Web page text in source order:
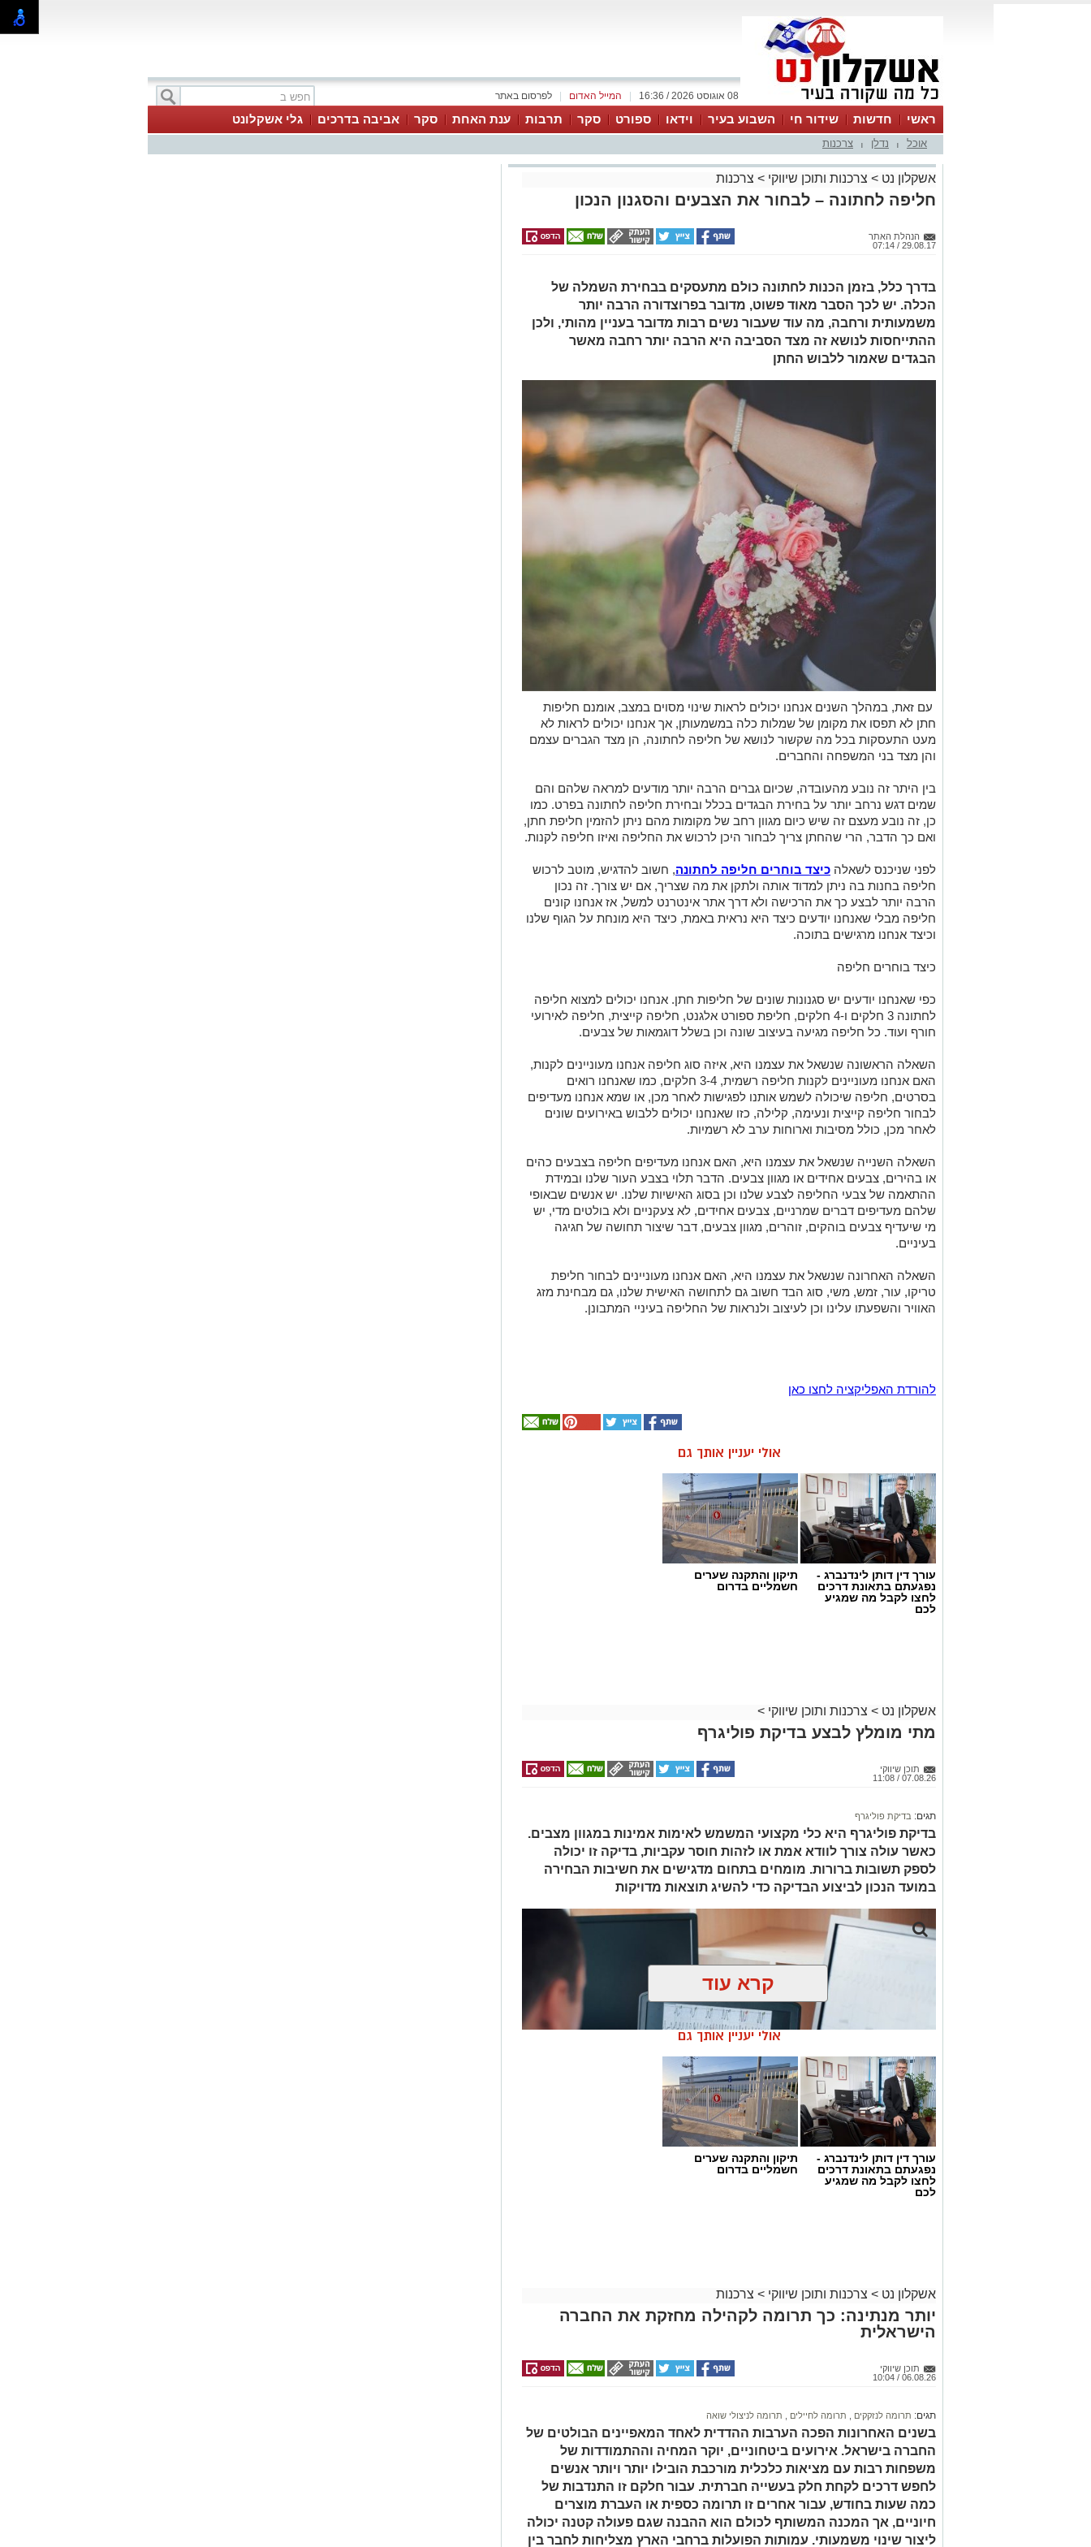
לפרסום באתר המייל האדום 08 אוגוסט 2026 / 16:36
ראשי חדשות שידור חי השבוע בעיר וידאו ספורט סקר תרבות ענת האחת סקר אביבה בדרכים גלי אשקלונט
אוכל נדלן צרכנות
אשקלון נט > צרכנות ותוכן שיווקי > צרכנות
חליפה לחתונה – לבחור את הצבעים והסגנון הנכון
הנהלת האתר
29.08.17 / 07:14
בדרך כלל, בזמן הכנות לחתונה כולם מתעסקים בבחירת השמלה של
הכלה. יש לכך הסבר מאוד פשוט, מדובר בפרוצדורה הרבה יותר
משמעותית ורחבה, מה עוד שעבור נשים רבות מדובר בעניין מהותי, ולכן
ההתייחסות לנושא זה מצד הסביבה היא הרבה יותר רחבה מאשר
הבגדים שאמור ללבוש החתן
עם זאת, במהלך השנים אנחנו יכולים לראות שינוי מסוים במצב, אומנם חליפות
חתן לא תפסו את מקומן של שמלות כלה במשמעותן, אך אנחנו יכולים לראות לא
מעט התעסקות בכל מה שקשור לנושא של חליפה לחתונה, הן מצד הגברים עצמם
והן מצד בני המשפחה והחברים.
בין היתר זה נובע מהעובדה, שכיום גברים הרבה יותר מודעים למראה שלהם והם
שמים דגש נרחב יותר על בחירת הבגדים בכלל ובחירת חליפה לחתונה בפרט. כמו
כן, זה נובע מעצם זה שיש כיום מגוון רחב של מקומות מהם ניתן להזמין חליפת חתן,
ואם כך הדבר, הרי שהחתן צריך לבחור היכן לרכוש את החליפה ואיזו חליפה לקנות.
לפני שניכנס לשאלה כיצד בוחרים חליפה לחתונה, חשוב להדגיש, מוטב לרכוש
חליפה בחנות בה ניתן למדוד אותה ולתקן את מה שצריך, אם יש צורך. זה נכון
הרבה יותר לבצע כך את הרכישה ולא דרך אתר אינטרנט למשל, אז אנחנו קונים
חליפה מבלי שאנחנו יודעים כיצד היא נראית באמת, כיצד היא מונחת על הגוף שלנו
וכיצד אנחנו מרגישים בתוכה.
כיצד בוחרים חליפה
כפי שאנחנו יודעים יש סגנונות שונים של חליפות חתן. אנחנו יכולים למצוא חליפה
לחתונה 3 חלקים ו-4 חלקים, חליפת ספורט אלגנט, חליפה קייצית, חליפה לאירועי
חורף ועוד. כל חליפה מגיעה בעיצוב שונה וכן בשלל דוגמאות של צבעים.
השאלה הראשונה שנשאל את עצמנו היא, איזה סוג חליפה אנחנו מעוניינים לקנות,
האם אנחנו מעוניינים לקנות חליפה רשמית, 3-4 חלקים, כמו שאנחנו רואים
בסרטים, חליפה שיכולה לשמש אותנו לפגישות לאחר מכן, או שמא אנחנו מעדיפים
לבחור חליפה קייצית ונעימה, קלילה, כזו שאנחנו יכולים ללבוש באירועים שונים
לאחר מכן, כולל מסיבות וארוחות ערב לא רשמיות.
השאלה השנייה שנשאל את עצמנו היא, האם אנחנו מעדיפים חליפה בצבעים כהים
או בהירים, צבעים אחידים או מגוון צבעים. הדבר תלוי בצבע העור שלנו ובמידת
ההתאמה של צבעי החליפה לצבע שלנו וכן בסוג האישיות שלנו. יש אנשים שבאופי
שלהם מעדיפים דברים שמרניים, צבעים אחידים, לא צעקניים ולא בולטים מדי, יש
מי שיעדיף צבעים בוהקים, זוהרים, מגוון צבעים, דבר שיצור תחושה של חגיגה
בעיניים.
השאלה האחרונה שנשאל את עצמנו היא, האם אנחנו מעוניינים לבחור חליפת
טריקו, עור, זמש, משי, סוג הבד חשוב גם לתחושה האישית שלנו, גם מבחינת מזג
האוויר והשפעתו עלינו וכן לעיצוב ולנראות של החליפה בעיניי המתבונן.
להורדת האפליקציה לחצו כאן
אולי יעניין אותך גם
עורך דין דותן לינדנברג -
נפגעתם בתאונת דרכים
לחצו לקבל מה שמגיע
לכם
תיקון והתקנה שערים
חשמליים בדרום
אשקלון נט > צרכנות ותוכן שיווקי >
מתי מומלץ לבצע בדיקת פוליגרף
תוכן שיווקי
07.08.26 / 11:08
תגים: בדיקת פוליגרף
בדיקת פוליגרף היא כלי מקצועי המשמש לאימות אמינות במגוון מצבים.
כאשר עולה צורך לוודא אמת או לזהות חוסר עקביות, בדיקה זו יכולה
לספק תשובות ברורות. מומחים בתחום מדגישים את חשיבות הבחירה
במועד הנכון לביצוע הבדיקה כדי להשיג תוצאות מדויקות
ההחלטה על ביצוע בדיקת פוליגרף תלויה בנסיבות הספציפיות של כל מקרה. היא
מתאימה במיוחד כאשר קיימים חשדות או מחלוקות שדורשות בירור מעמיק. שילוב
של שיטות מקצועיות מבטיח תהליך אמין וממוקד. בנוסף חשוב לשקול את ההקשר
במצבים רבים מומלץ לפנות למומחים מנוסים שמבינים את הדקויות של
החלטות מושכלות. תוצאות מדויקות תלויות גם בניסיון הבודק ובשימוש בציוד
מתקדם.
חשוב להבין שהבדיקה אינה מתאימה לכל מצב. היא דורשת הסכמה מלאה של
הנבדק ושיתוף פעולה כדי להבטיח תוצאות תקפות. מומחי שגב פוליגרף מדגישים
את הצורך בהכנה נכונה לפני הבדיקה. הכנה זו כוללת הסבר מפורט על השלבים
קרא עוד
אולי יעניין אותך גם
עורך דין דותן לינדנברג -
נפגעתם בתאונת דרכים
לחצו לקבל מה שמגיע
לכם
תיקון והתקנה שערים
חשמליים בדרום
אשקלון נט > צרכנות ותוכן שיווקי > צרכנות
יותר מנתינה: כך תרומה לקהילה מחזקת את החברה
הישראלית
תוכן שיווקי
06.08.26 / 10:04
תגים: תרומה לנזקקים תרומה לחיילים תרומה לניצולי שואה
בשנים האחרונות הפכה הערבות ההדדית לאחד המאפיינים הבולטים של
החברה בישראל. אירועים ביטחוניים, יוקר המחיה וההתמודדות של
משפחות רבות עם מציאות כלכלית מורכבת הובילו יותר ויותר אנשים
לחפש דרכים לקחת חלק בעשייה חברתית. עבור חלקם זו התנדבות של
כמה שעות בחודש, עבור אחרים זו תרומה כספית או העברת מוצרים
חיוניים, אך המכנה המשותף לכולם הוא ההבנה שגם פעולה קטנה יכולה
ליצור שינוי משמעותי. עמותות הפועלות ברחבי הארץ מצליחות לחבר בין